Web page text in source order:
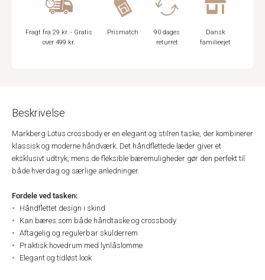
Fragt fra 29 kr. - Gratis
over 499 kr.
Prismatch
90 dages
returret
Dansk
familieejet
Beskrivelse
Markberg Lotus crossbody er en elegant og stilren taske, der kombinerer
klassisk og moderne håndværk. Det håndflettede læder giver et
eksklusivt udtryk, mens de fleksible bæremuligheder gør den perfekt til
både hverdag og særlige anledninger.
Fordele ved tasken:
Håndflettet design i skind
Kan bæres som både håndtaske og crossbody
Aftagelig og regulerbar skulderrem
Praktisk hovedrum med lynlåslomme
Elegant og tidløst look